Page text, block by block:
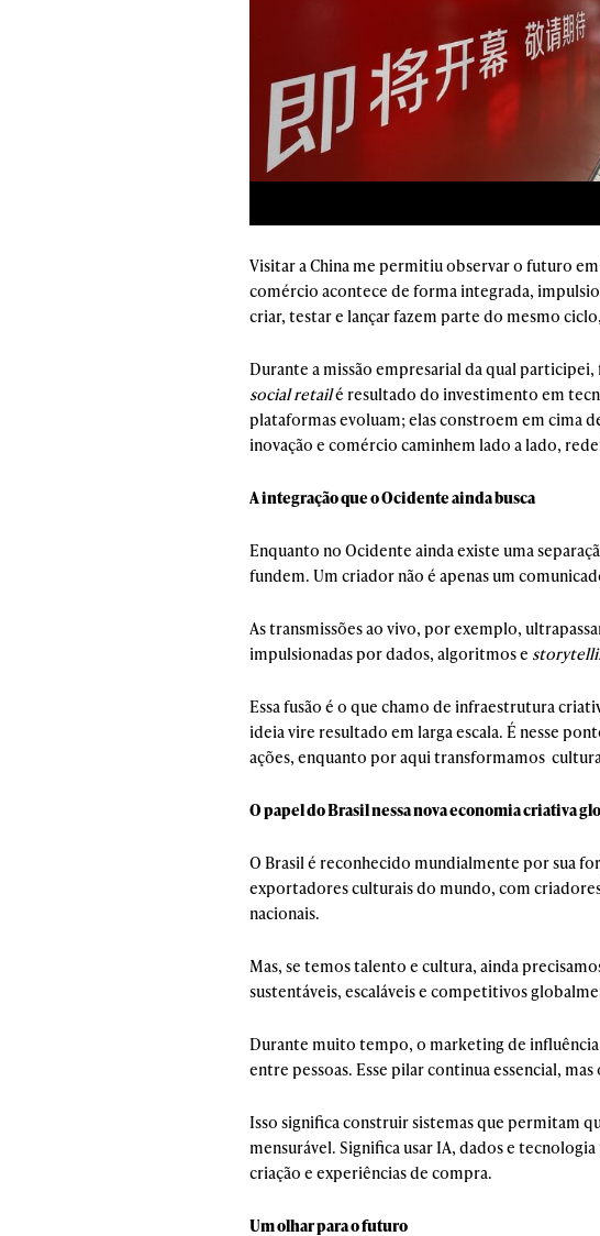
Visitar a China me permitiu observar o futuro
comércio acontece de forma integrada,
criar, testar e lançar fazem parte do mesmo
Durante a missão empresarial da qual
social retailé resultado do investimento em
plataformas evoluam; elas constroem em cima
inovação e comércio caminhem lado a lado,
A integração que o Ocidente ainda busca
Enquanto no Ocidente ainda existe uma
fundem. Um criador não é apenas um
As transmissões ao vivo, por exemplo,
impulsionadas por dados, algoritmos e
Essa fusão é o que chamo de infraestrutura
ideia vire resultado em larga escala. É nesse
ações, enquanto por aqui transformamos
O papel do Brasil nessa nova economia criativa
O Brasil é reconhecido mundialmente por sua
exportadores culturais do mundo, com
nacionais.
Mas, se temos talento e cultura, ainda
sustentáveis, escaláveis e competitivos
Durante muito tempo, o marketing de influência
entre pessoas. Esse pilar continua essencial,
Isso significa construir sistemas que permitam
mensurável. Significa usar IA, dados e
criação e experiências de compra.
Um olhar para o futuro